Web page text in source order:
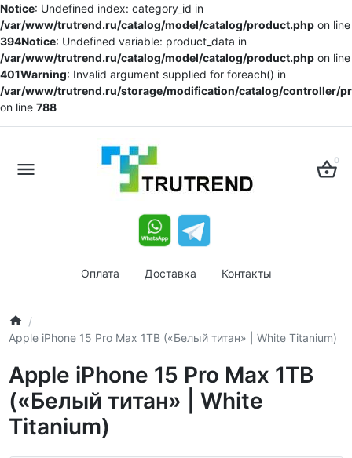
Notice: Undefined index: category_id in
/var/www/trutrend.ru/catalog/model/catalog/product.php on line
394Notice: Undefined variable: product_data in
/var/www/trutrend.ru/catalog/model/catalog/product.php on line
401Warning: Invalid argument supplied for foreach() in
/var/www/trutrend.ru/storage/modification/catalog/controller/
on line 788
0
Оплата Доставка Контакты
Apple iPhone 15 Pro Max 1TB («Белый титан» | White Titanium)
Apple iPhone 15 Pro Max 1TB
(«Белый титан» | White
Titanium)